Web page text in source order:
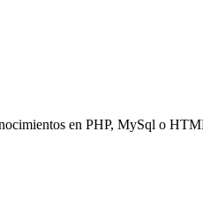
en PHP, MySql o